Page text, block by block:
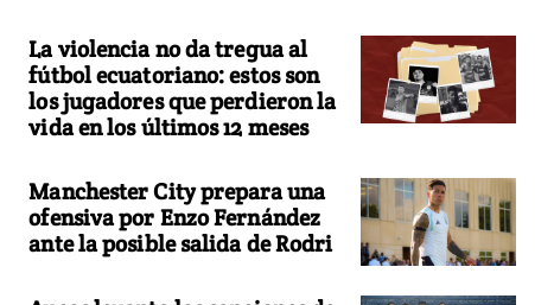
La violencia no da tregua al
fútbol ecuatoriano: estos son
los jugadores que perdieron la
vida en los últimos 12 meses
Manchester City prepara una
ofensiva por Enzo Fernández
ante la posible salida de Rodri